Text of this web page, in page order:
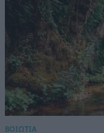
ΒΟΙΩΤΙΑ